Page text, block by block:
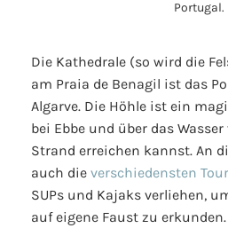
Die Kathedrale (so wird die
am Praia de Benagil ist das
Algarve. Die Höhle ist ein
bei Ebbe und über das
Strand erreichen kannst. An
auch die verschiedensten
SUPs und Kajaks verliehen,
auf eigene Faust zu erkunden.